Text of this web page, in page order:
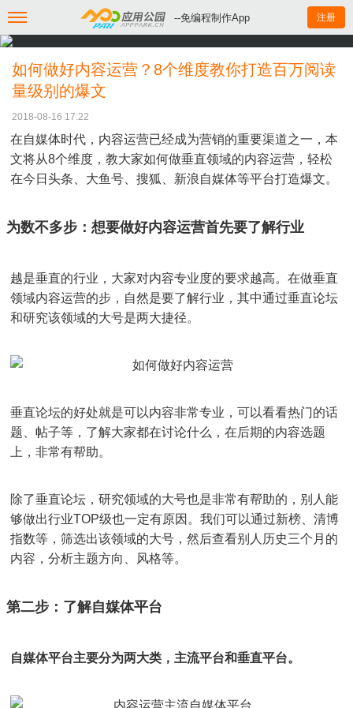
--免编程制作App 注册
如何做好内容运营？8个维度教你打造百万阅读
量级别的爆文
2018-08-16 17:22
在自媒体时代，内容运营已经成为营销的重要渠道之一，本
文将从8个维度，教大家如何做垂直领域的内容运营，轻松
在今日头条、大鱼号、搜狐、新浪自媒体等平台打造爆文。
为数不多步：想要做好内容运营首先要了解行业
越是垂直的行业，大家对内容专业度的要求越高。在做垂直
领域内容运营的步，自然是要了解行业，其中通过垂直论坛
和研究该领域的大号是两大捷径。
垂直论坛的好处就是可以内容非常专业，可以看看热门的话
题、帖子等，了解大家都在讨论什么，在后期的内容选题
上，非常有帮助。
除了垂直论坛，研究领域的大号也是非常有帮助的，别人能
够做出行业TOP级也一定有原因。我们可以通过新榜、清博
指数等，筛选出该领域的大号，然后查看别人历史三个月的
内容，分析主题方向、风格等。
第二步：了解自媒体平台
自媒体平台主要分为两大类，主流平台和垂直平台。